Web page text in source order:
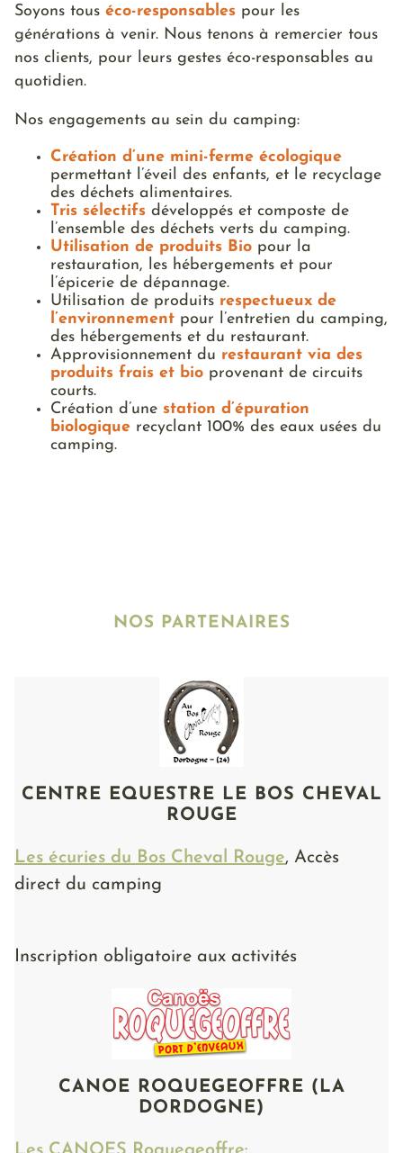
Soyons tous éco-responsables pour les
générations à venir. Nous tenons à remercier tous
nos clients, pour leurs gestes éco-responsables au
quotidien.
Nos engagements au sein du camping:
Création d’une mini-ferme écologique
permettant l’éveil des enfants, et le recyclage
des déchets alimentaires.
Tris sélectifs développés et composte de
l’ensemble des déchets verts du camping.
Utilisation de produits Bio pour la
restauration, les hébergements et pour
l’épicerie de dépannage.
Utilisation de produits respectueux de
l’environnement pour l’entretien du camping,
des hébergements et du restaurant.
Approvisionnement du restaurant via des
produits frais et bio provenant de circuits
courts.
Création d’une station d’épuration
biologique recyclant 100% des eaux usées du
camping.
NOS PARTENAIRES
CENTRE EQUESTRE LE BOS CHEVAL
ROUGE
Les écuries du Bos Cheval Rouge, Accès
direct du camping
Inscription obligatoire aux activités
CANOE ROQUEGEOFFRE (LA
DORDOGNE)